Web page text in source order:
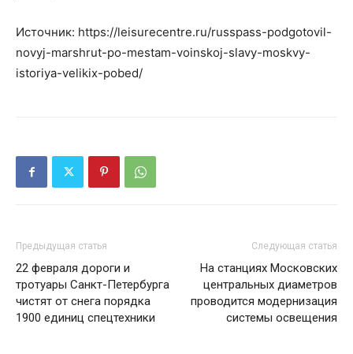
Источник: https://leisurecentre.ru/russpass-podgotovil-
novyj-marshrut-po-mestam-voinskoj-slavy-moskvy-
istoriya-velikix-pobed/
Предыдущая статья
22 февраля дороги и
тротуары Санкт-Петербурга
чистят от снега порядка
1900 единиц спецтехники
Следующая статья
На станциях Московских
центральных диаметров
проводится модернизация
системы освещения